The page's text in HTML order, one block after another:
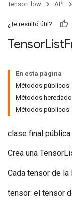
TensorFlow API
¿Te resultó útil?
TensorList
En esta página
Métodos públicos
Métodos
Métodos públicos
clase final pública
Crea una
Cada tensor de
tensor: el tensor